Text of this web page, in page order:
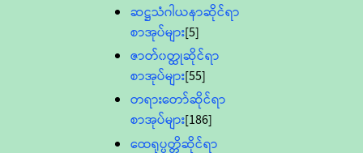
ဆဋ္ဌသံဂါယနာဆိုင်ရာ
စာအုပ်များ[5]
ဇာတ်၀တ္ထုဆိုင်ရာ
စာအုပ်များ[55]
တရားတော်ဆိုင်ရာ
စာအုပ်များ[186]
ထေရုပ္ပတ္တိဆိုင်ရာ